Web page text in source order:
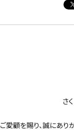
ネッ
顧を賜り、誠にあり